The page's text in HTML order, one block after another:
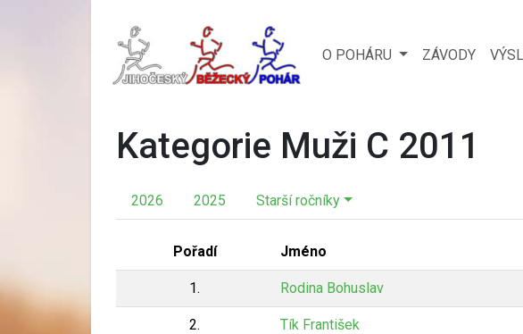
O POHÁRU ZÁVODY
Kategorie Muži C 2011
2026 2025 Starší ročníky
Pořadí Jméno
1. Rodina Bohuslav
2. Tík František